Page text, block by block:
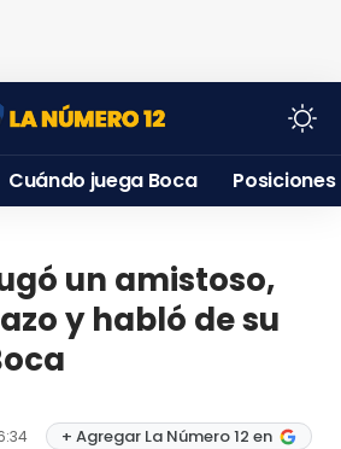
Cuándo juega Boca Posiciones
un amistoso,
y habló de su
+ Agregar La Número 12 en